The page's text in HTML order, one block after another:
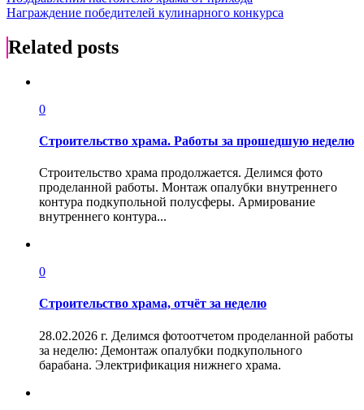
по
записям
Награждение победителей кулинарного конкурса
Related posts
0
Строительство храма. Работы за прошедшую неделю
Строительство храма продолжается. Делимся фото
проделанной работы. Монтаж опалубки внутреннего
контура подкупольной полусферы. Армирование
внутреннего контура...
0
Строительство храма, отчёт за неделю
28.02.2026 г. Делимся фотоотчетом проделанной работы
за неделю: Демонтаж опалубки подкупольного
барабана. Электрификация нижнего храма.